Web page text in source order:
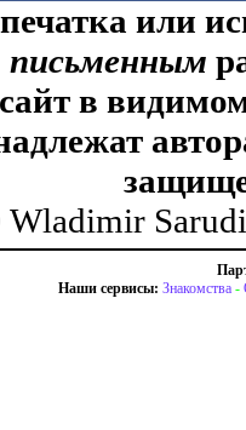
или
письменным
в
Наши сервисы: Знакомства -